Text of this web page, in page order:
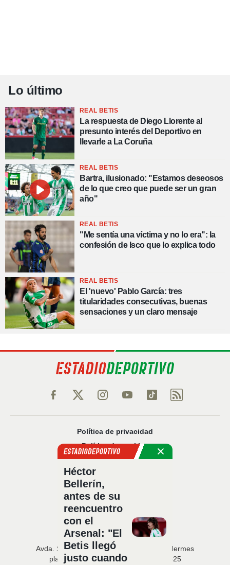
Lo último
REAL BETIS
La respuesta de Diego Llorente al
presunto interés del Deportivo en
llevarle a La Coruña
REAL BETIS
Bartra, ilusionado: "Estamos deseosos
de lo que creo que puede ser un gran
año"
REAL BETIS
"Me sentía una víctima y no lo era": la
confesión de Isco que lo explica todo
REAL BETIS
El 'nuevo' Pablo García: tres
titularidades consecutivas, buenas
sensaciones y un claro mensaje
Política de privacidad
Política de cookies
Política Comercial
Configuración de privacidad
Sobre nosotros
Código Ético
Avda. San Francisco Javier, 22 · Edificio Hermes
planta 5 · 41018 Sevilla · T. 954 216 525
Héctor
Bellerín,
antes de su
reencuentro
con el
Arsenal: "El
Betis llegó
justo cuando